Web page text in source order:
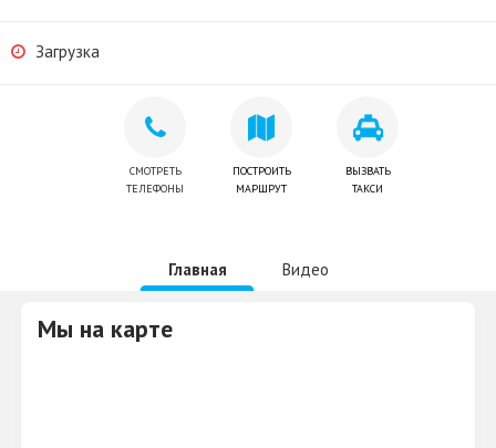
Загрузка
СМОТРЕТЬ
ТЕЛЕФОНЫ
ПОСТРОИТЬ
МАРШРУТ
ВЫЗВАТЬ
ТАКСИ
Главная Видео
Мы на карте